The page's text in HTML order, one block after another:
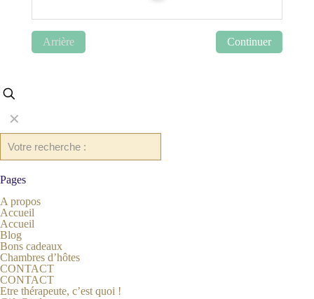
Arrière Continuer
✕
Pages
A propos
Accueil
Accueil
Blog
Bons cadeaux
Chambres d’hôtes
CONTACT
CONTACT
Etre thérapeute, c’est quoi !